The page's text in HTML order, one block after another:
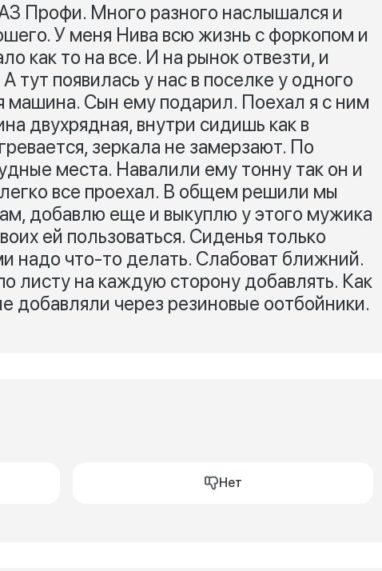
Профи. Много разного наслышался и
У меня Нива всю жизнь с форкопом и
как то на все. И на рынок отвезти, и
тут появилась у нас в поселке у одного
машина. Сын ему подарил. Поехал я с ним
двухрядная, внутри сидишь как в
зеркала не замерзают. По
места. Навалили ему тонну так он и
все проехал. В общем решили мы
добавлю еще и выкуплю у этого мужика
ей пользоваться. Сиденья только
надо что-то делать. Слабоват ближний.
листу на каждую сторону добавлять. Как
добавляли через резиновые оотбойники.
Нет